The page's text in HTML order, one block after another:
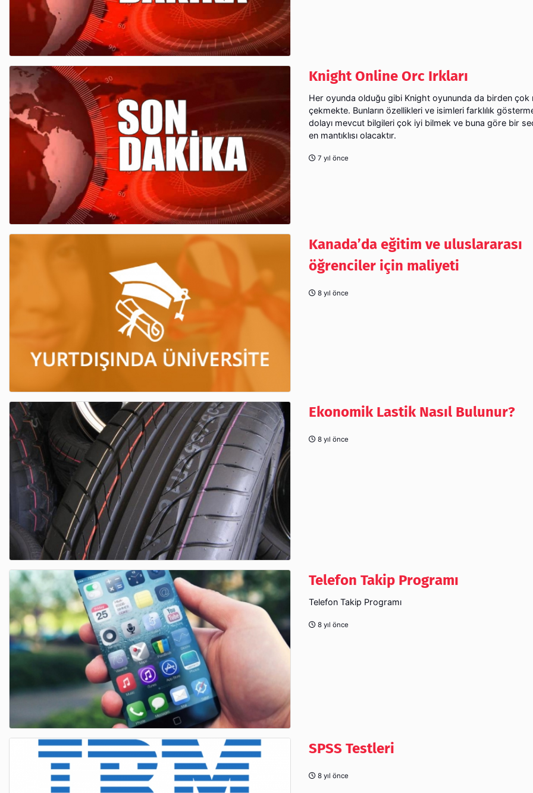
Knight Online Orc Irkları
Her oyunda olduğu gibi Knight oyununda da birden çok
çekmekte. Bunların özellikleri ve isimleri farklılık
dolayı mevcut bilgileri çok iyi bilmek ve buna göre bir
en mantıklısı olacaktır.
7 yıl önce
Kanada’da eğitim ve uluslararası
öğrenciler için maliyeti
8 yıl önce
Ekonomik Lastik Nasıl Bulunur?
8 yıl önce
Telefon Takip Programı
Telefon Takip Programı
8 yıl önce
SPSS Testleri
8 yıl önce